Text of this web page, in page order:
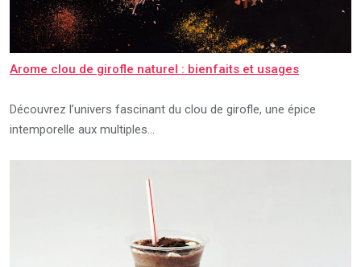
Arome clou de girofle naturel : bienfaits et usages
Découvrez l’univers fascinant du clou de girofle, une épice
intemporelle aux multiples…